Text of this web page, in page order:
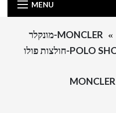
MENU
MONCLER-מונקלר
POLO SHORT MEN MONCLER-חולצות פולו